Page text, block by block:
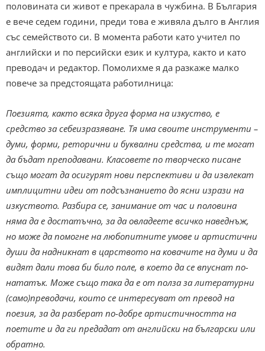
половината си живот е прекарала в чужбина. В България
е вече седем години, преди това е живяла дълго в Англия
със семейството си. В момента работи като учител по
английски и по персийски език и култура, както и като
преводач и редактор. Помолихме я да разкаже малко
повече за предстоящата работилница:
Поезията, както всяка друга форма на изкуство, е
средство за себеизразяване. Тя има своите инструменти –
думи, форми, реторични и буквални средства, и те могат
да бъдат преподавани. Класовете по творческо писане
също могат да осигурят нови перспективи и да извлекат
имплицитни идеи от подсъзнанието до ясни изрази на
изкуството. Разбира се, занимание от час и половина
няма да е достатъчно, за да овладеете всичко наведнъж,
но може да помогне на любопитните умове и артистични
души да надникнат в царството на ковачите на думи и да
видят дали това би било поле, в което да се впуснат по-
нататък. Може също така да е от полза за литературни
(само)преводачи, които се интересуват от превод на
поезия, за да разберат по-добре артистичността на
поетите и да ги предадат от английски на български или
обратно.